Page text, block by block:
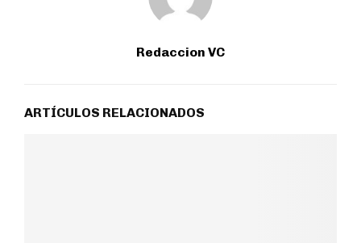
Redaccion VC
ARTÍCULOS RELACIONADOS